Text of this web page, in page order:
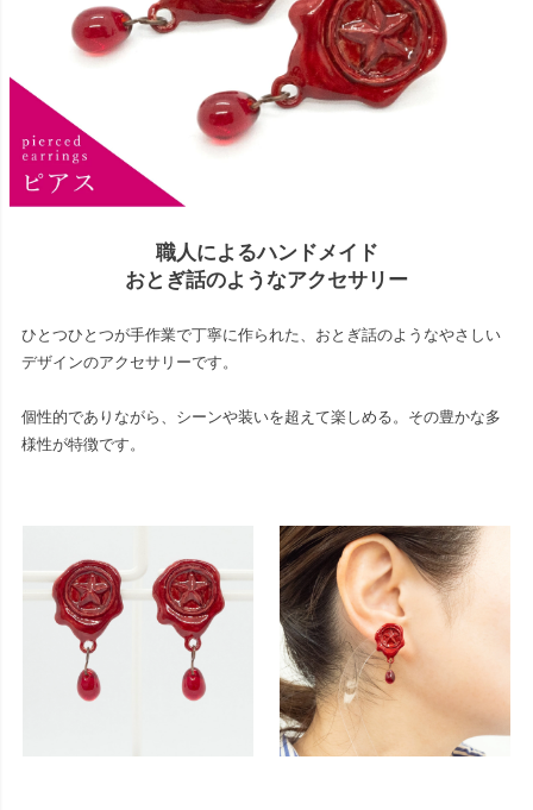
職人によるハンドメイド
おとぎ話のようなアクセサリー
ひとつひとつが手作業で丁寧に作られた、おとぎ話のようなやさしい
デザインのアクセサリーです。
個性的でありながら、シーンや装いを超えて楽しめる。その豊かな多
様性が特徴です。